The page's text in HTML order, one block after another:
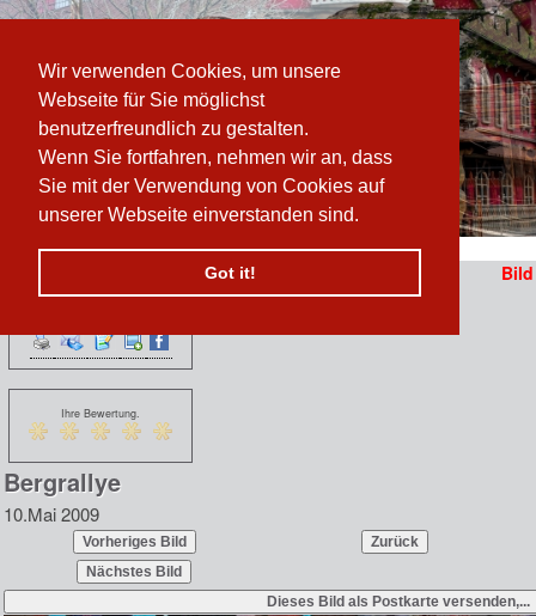
Wir verwenden Cookies, um unsere
Webseite für Sie möglichst
benutzerfreundlich zu gestalten.
Wenn Sie fortfahren, nehmen wir an, dass
Sie mit der Verwendung von Cookies auf
unserer Webseite einverstanden sind.
Got it!
sich vom
www.prater-archiv.at»ErÃ¶ffnung Bergrallye FOTO/Bergrallye
Bild
Ihre Bewertung.
Bergrallye
10.Mai 2009